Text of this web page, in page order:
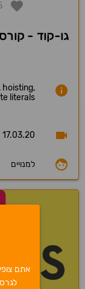
גו-קוד -
hoisting,
literals
17.03.20
למנויים
אתם